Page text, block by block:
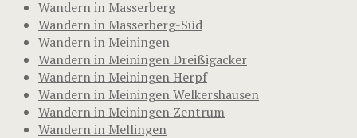
Wandern in Masserberg
Wandern in Masserberg-Süd
Wandern in Meiningen
Wandern in Meiningen Dreißigacker
Wandern in Meiningen Herpf
Wandern in Meiningen Welkershausen
Wandern in Meiningen Zentrum
Wandern in Mellingen